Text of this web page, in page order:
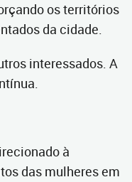
os territórios
da cidade.
interessados. A
à
das mulheres em